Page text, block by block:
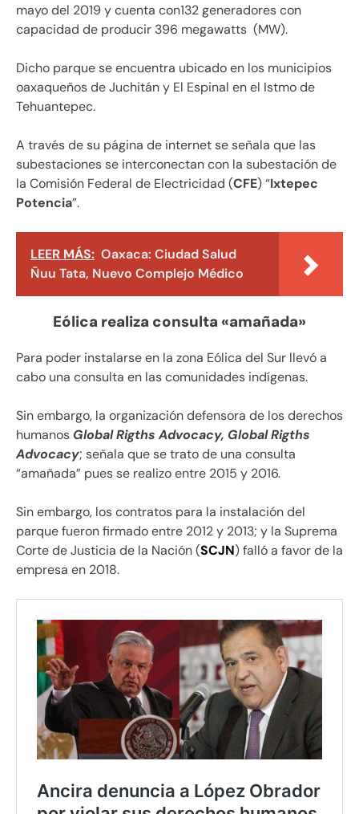
mayo del 2019 y cuenta con132 generadores con
capacidad de producir 396 megawatts (MW).
Dicho parque se encuentra ubicado en los municipios
oaxaqueños de Juchitán y El Espinal en el Istmo de
Tehuantepec.
A través de su página de internet se señala que las
subestaciones se interconectan con la subestación de
la Comisión Federal de Electricidad (CFE) “Ixtepec
Potencia”.
LEER MÁS: Oaxaca: Ciudad Salud
Ñuu Tata, Nuevo Complejo Médico
Eólica realiza consulta «amañada»
Para poder instalarse en la zona Eólica del Sur llevó a
cabo una consulta en las comunidades indígenas.
Sin embargo, la organización defensora de los derechos
humanos Global Rigths Advocacy, Global Rigths
Advocacy; señala que se trato de una consulta
“amañada” pues se realizo entre 2015 y 2016.
Sin embargo, los contratos para la instalación del
parque fueron firmado entre 2012 y 2013; y la Suprema
Corte de Justicia de la Nación (SCJN) falló a favor de la
empresa en 2018.